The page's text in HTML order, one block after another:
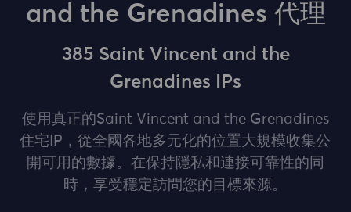
and the Grenadines 代理
385 Saint Vincent and the
Grenadines IPs
使用真正的Saint Vincent and the Grenadines
住宅IP，從全國各地多元化的位置大規模收集公
開可用的數據。在保持隱私和連接可靠性的同
時，享受穩定訪問您的目標來源。